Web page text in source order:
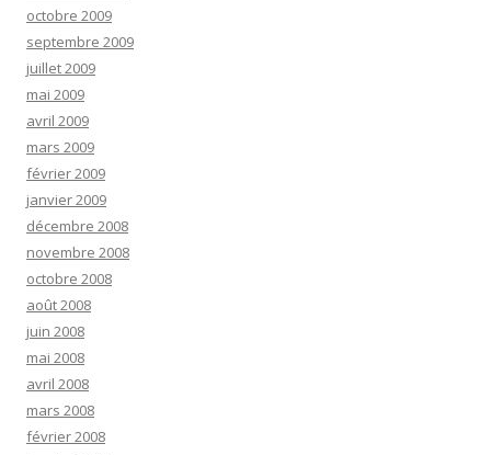
octobre 2009
septembre 2009
juillet 2009
mai 2009
avril 2009
mars 2009
février 2009
janvier 2009
décembre 2008
novembre 2008
octobre 2008
août 2008
juin 2008
mai 2008
avril 2008
mars 2008
février 2008